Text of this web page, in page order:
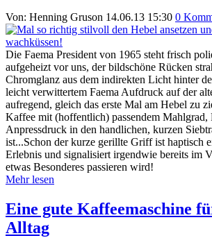
Von: Henning Gruson 14.06.13 15:30 0
Die Faema President von 1965 steht frisch
aufgeheizt vor uns, der bildschöne Rücken
Chromglanz aus dem indirekten Licht hinter
leicht verwittertem Faema Aufdruck auf der
aufregend, gleich das erste Mal am Hebel zu
Kaffee mit (hoffentlich) passendem Mahlgrad,
Anpressdruck in den handlichen, kurzen
ist...Schon der kurze gerillte Griff ist haptisch
Erlebnis und signalisiert irgendwie bereits im
etwas Besonderes passieren wird!
Mehr lesen
Eine gute Kaffeemaschine
Alltag